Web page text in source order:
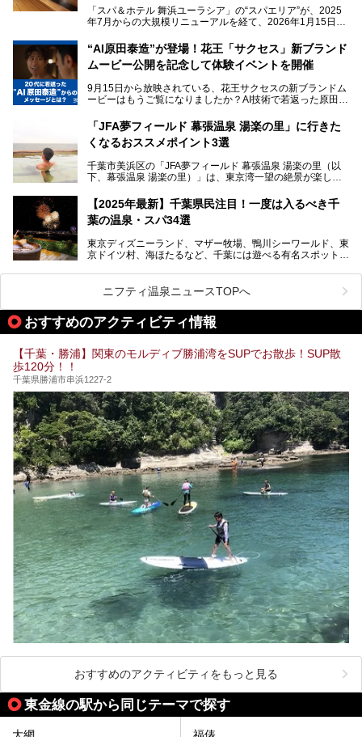
そんな多様なニーズに応える施設が揃っているため、その日
の目的に合った施設がきっと見つかるはずです。
さらに最近では、24時間営業で深夜まで滞在できる施設
や、テレワーク・コワーキングスペースを備えた仕事もでき
るスパも増えており、ただの入浴施設にとどまらない進化を
本記事では、人気スーパー銭湯から絶景施設、コワーキング
スペースや休憩スペースが充実した施設、子連れファミリー
向けの施設など、目的に合わせたおすすめの施設を紹介しま
す。
ださい。
「スパ＆ホテル 舞浜ユーラシア」の“スパエリア”が、2025
年7月からの大規模リニューアルを経て、2026年1月15日
新設エリアや生まれ変わった浴場・サウナの魅力を、人気キ
ャラクター「ユーラシわん」と一緒にご紹介します。必見の
───
提供元：SPA＆HOTEL舞浜ユーラシア【PR】
です。
“AI原田泰造”が登場！花王「サクセス」新ブランド
ムービー公開を記念して体験イベントを開催
9月15日から放映されている、花王サクセスの新ブランドム
ービーはもうご覧になりましたか？AI技術で若返った原田泰
伝えるムービーです。公開を記念して、スパメッツァおおた
か竜泉寺の湯にて体験イベントを開催。花王サクセスの製品
が無料で試せるチャンスです！
提供元：花王株式会社【PR】
この記事は花王株式会社商品のPRレポート記事です。
「JFA夢フィールド 幕張温泉 湯楽の里」に行きた
くなるおススメポイント3選
千葉市美浜区の「JFA夢フィールド 幕張温泉 湯楽の里（以
下、幕張温泉 湯楽の里）」は、東京湾一望の絶景が楽しめ
設備も天然温泉の露天風呂、サウナ、岩盤浴のほか、高濃度
炭酸泉、海の見えるお休み処や食事処、展望抜群の屋上ま
で、年代を問わずたっぷり楽しめます。
今回は人気のこの施設の中でも、特におススメしたい3つの
ポイントについて厳選してお届けします。読めばきっと、行
【2025年最新】千葉県民注目！一度は入るべき千
葉の温泉・スパ34選
東京ディズニーランド、マザー牧場、鴨川シーワールド、東
京ドイツ村、海ほたるなど、千葉には遊べる有名スポットが
県で生まれ、千葉県で育ち、つい最近まで千葉在住だった私
がお勧めする、一度は入るべき千葉の温泉・スパ34選をま
とめました。
ニフティ温泉ニュースTOPへ
おすすめのアクティビティ情報
【千葉・勝浦】関東のモルディブ勝浦湾をSUPでお散歩！SUP散
歩120分！！
千葉県勝浦市串浜1227-2
おすすめのアクティビティをもっと見る
東金線の駅から同じテーマで探す